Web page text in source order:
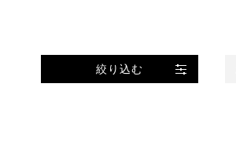
絞り込む